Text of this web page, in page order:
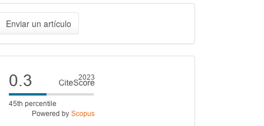
Enviar un artículo